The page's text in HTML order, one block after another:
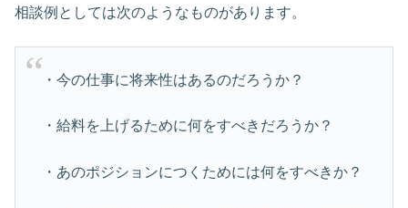
相談例としては次のようなものがあります。
・今の仕事に将来性はあるのだろうか？
・給料を上げるために何をすべきだろうか？
・あのポジションにつくためには何をすべきか？